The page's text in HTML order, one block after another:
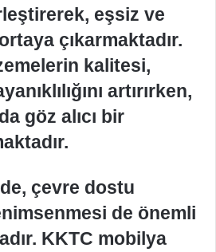
eşsiz ve
çıkarmaktadır.
kalitesi,
artırırken,
göz alıcı bir
çevre dostu
de önemli
KKTC mobilya